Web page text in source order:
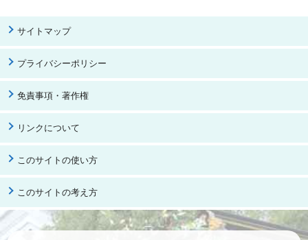
サイトマップ
プライバシーポリシー
免責事項・著作権
リンクについて
このサイトの使い方
このサイトの考え方